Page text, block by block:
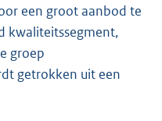
een groot aanbod te
kwaliteitssegment,
groep
getrokken uit een